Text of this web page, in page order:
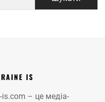
IS
is.com – це медіа-